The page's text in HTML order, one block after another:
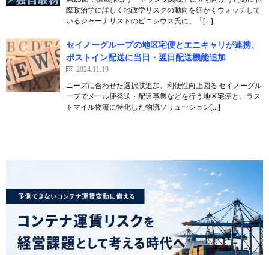
際政治学に詳しく地政学リスクの動向を細かくウォッチして
いるジャーナリストのビニシウス氏に、「[…]
セイノーグループの地区宅便とエニキャリが連携、
ポストイン配送に当日・翌日配送機能追加
2024.11.19
ニーズに合わせた選択肢追加、利便性向上図る セイノーグル
ープでメール便発送・配達事業などを行う地区宅便と、ラス
トマイル物流に特化した物流ソリューション[…]